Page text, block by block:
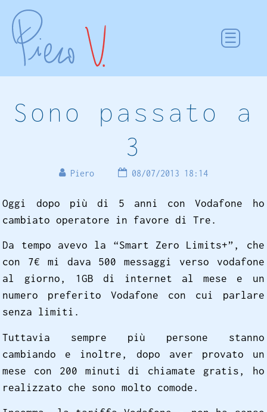
Sono passato a
3
Piero 08/07/2013 18:14
Oggi dopo più di 5 anni con Vodafone ho
cambiato operatore in favore di Tre.
Da tempo avevo la “Smart Zero Limits+”, che
con 7€ mi dava 500 messaggi verso vodafone
al giorno, 1GB di internet al mese e un
numero preferito Vodafone con cui parlare
senza limiti.
Tuttavia sempre più persone stanno
cambiando e inoltre, dopo aver provato un
mese con 200 minuti di chiamate gratis, ho
realizzato che sono molto comode.